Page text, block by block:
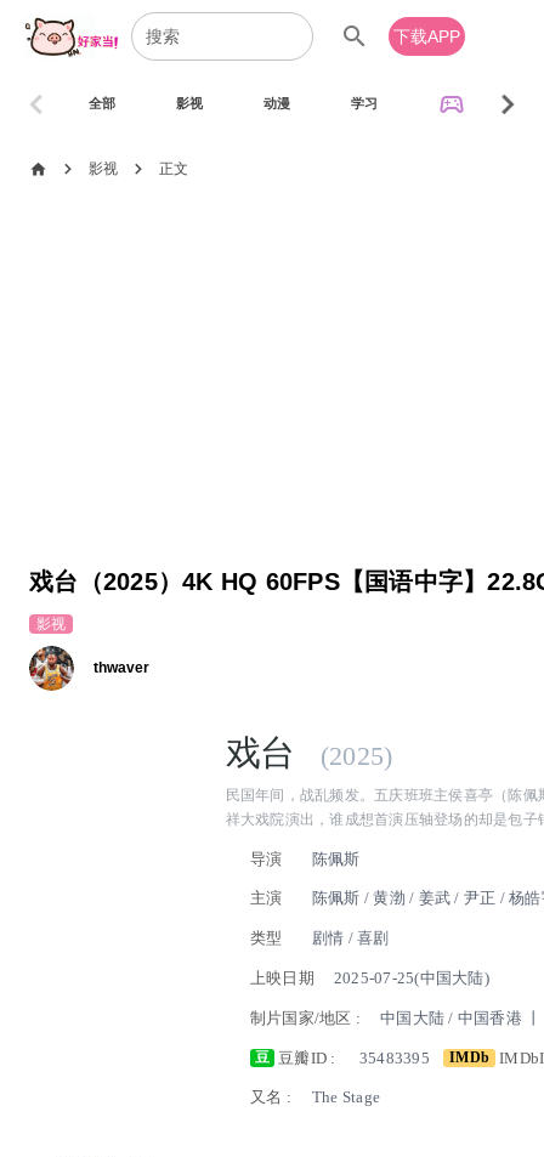
search 下载APP
全部 影视 动漫 学习 sports_esports
chevron_left chevron_right
home chevron_right 影视 chevron_right 正文
戏台（2025）4K HQ 60FPS【国语中字】
影视
thwaver
戏台 (2025)
民国年间，战乱频发。五庆班班主侯喜亭（陈
祥大戏院演出，谁成想首演压轴登场的却是包
（姜武饰）却偏偏指名让大嗓儿唱这出《霸王
了，前台戏迷退票砸场让戏院吴经理（杨皓宇
处处长徐明礼（陈大愚饰）、怀有异心的六姨
戏班饭碗，又要哄好台下观众，大幕拉开之后
编自同名话剧。
导演 陈佩斯
主演
陈佩斯 / 黄渤 / 姜武 / 尹正 / 杨
类型
剧情 / 喜剧
上映日期 2025-07-25(中国大陆)
制片国家/地区 : 中国大陆 / 中国香港
豆 豆瓣ID : 35483395 IMDb
又名 : The Stage